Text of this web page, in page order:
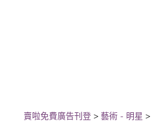
賣啦免費廣告刊登 > 藝術 - 明星 >